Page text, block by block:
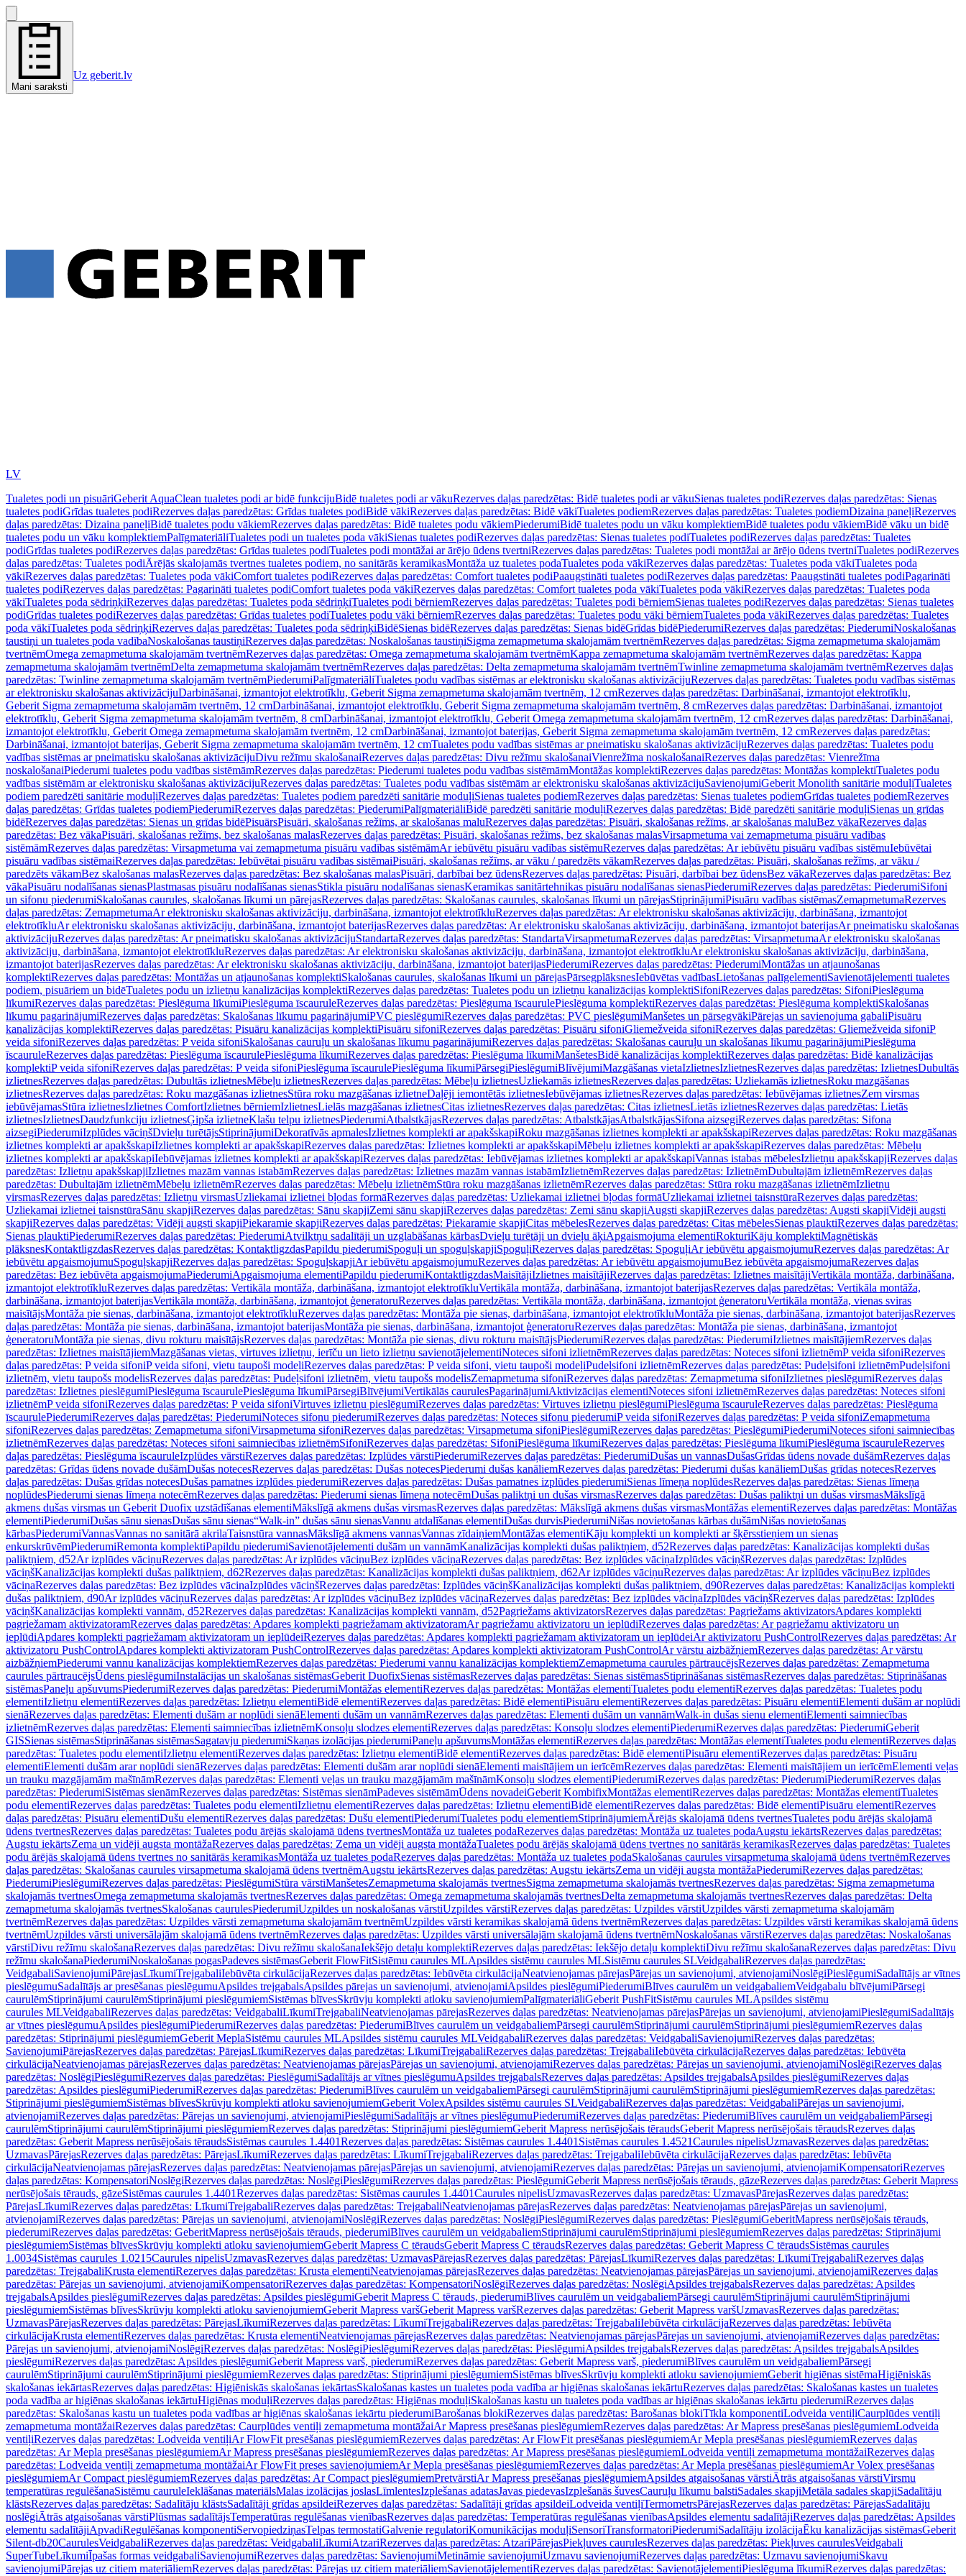
Mani saraksti
Uz geberit.lv
LV
Tualetes podi un pisuāriGeberit AquaClean tualetes podi ar bidē funkcijuBidē tualetes podi ar vākuRezerves daļas paredzētas: Bidē tualetes podi ar vākuSienas tualetes podiRezerves daļas paredzētas: Sienas
tualetes podiGrīdas tualetes podiRezerves daļas paredzētas: Grīdas tualetes podiBidē vākiRezerves daļas paredzētas: Bidē vākiTualetes podiemRezerves daļas paredzētas: Tualetes podiemDizaina paneļiRezerves
daļas paredzētas: Dizaina paneļiBidē tualetes podu vākiemRezerves daļas paredzētas: Bidē tualetes podu vākiemPiederumiBidē tualetes podu un vāku komplektiemBidē tualetes podu vākiemBidē vāku un bidē
tualetes podu un vāku komplektiemPalīgmateriāliTualetes podi un tualetes poda vākiSienas tualetes podiRezerves daļas paredzētas: Sienas tualetes podiTualetes podiRezerves daļas paredzētas: Tualetes
podiGrīdas tualetes podiRezerves daļas paredzētas: Grīdas tualetes podiTualetes podi montāžai ar ārējo ūdens tvertniRezerves daļas paredzētas: Tualetes podi montāžai ar ārējo ūdens tvertniTualetes podiRezerves
daļas paredzētas: Tualetes podiĀrējās skalojamās tvertnes tualetes podiem, no sanitārās keramikasMontāža uz tualetes podaTualetes poda vākiRezerves daļas paredzētas: Tualetes poda vākiTualetes poda
vākiRezerves daļas paredzētas: Tualetes poda vākiComfort tualetes podiRezerves daļas paredzētas: Comfort tualetes podiPaaugstināti tualetes podiRezerves daļas paredzētas: Paaugstināti tualetes podiPagarināti
tualetes podiRezerves daļas paredzētas: Pagarināti tualetes podiComfort tualetes poda vākiRezerves daļas paredzētas: Comfort tualetes poda vākiTualetes poda vākiRezerves daļas paredzētas: Tualetes poda
vākiTualetes poda sēdriņķiRezerves daļas paredzētas: Tualetes poda sēdriņķiTualetes podi bērniemRezerves daļas paredzētas: Tualetes podi bērniemSienas tualetes podiRezerves daļas paredzētas: Sienas tualetes
podiGrīdas tualetes podiRezerves daļas paredzētas: Grīdas tualetes podiTualetes podu vāki bērniemRezerves daļas paredzētas: Tualetes podu vāki bērniemTualetes poda vākiRezerves daļas paredzētas: Tualetes
poda vākiTualetes poda sēdriņķiRezerves daļas paredzētas: Tualetes poda sēdriņķiBidēSienas bidēRezerves daļas paredzētas: Sienas bidēGrīdas bidēPiederumiRezerves daļas paredzētas: PiederumiNoskalošanas
taustiņi un tualetes poda vadībaNoskalošanas taustiņiRezerves daļas paredzētas: Noskalošanas taustiņiSigma zemapmetuma skalojamām tvertnēmRezerves daļas paredzētas: Sigma zemapmetuma skalojamām
tvertnēmOmega zemapmetuma skalojamām tvertnēmRezerves daļas paredzētas: Omega zemapmetuma skalojamām tvertnēmKappa zemapmetuma skalojamām tvertnēmRezerves daļas paredzētas: Kappa
zemapmetuma skalojamām tvertnēmDelta zemapmetuma skalojamām tvertnēmRezerves daļas paredzētas: Delta zemapmetuma skalojamām tvertnēmTwinline zemapmetuma skalojamām tvertnēmRezerves daļas
paredzētas: Twinline zemapmetuma skalojamām tvertnēmPiederumiPalīgmateriāliTualetes podu vadības sistēmas ar elektronisku skalošanas aktivizācijuRezerves daļas paredzētas: Tualetes podu vadības sistēmas
ar elektronisku skalošanas aktivizācijuDarbināšanai, izmantojot elektrotīklu, Geberit Sigma zemapmetuma skalojamām tvertnēm, 12 cmRezerves daļas paredzētas: Darbināšanai, izmantojot elektrotīklu,
Geberit Sigma zemapmetuma skalojamām tvertnēm, 12 cmDarbināšanai, izmantojot elektrotīklu, Geberit Sigma zemapmetuma skalojamām tvertnēm, 8 cmRezerves daļas paredzētas: Darbināšanai, izmantojot
elektrotīklu, Geberit Sigma zemapmetuma skalojamām tvertnēm, 8 cmDarbināšanai, izmantojot elektrotīklu, Geberit Omega zemapmetuma skalojamām tvertnēm, 12 cmRezerves daļas paredzētas: Darbināšanai,
izmantojot elektrotīklu, Geberit Omega zemapmetuma skalojamām tvertnēm, 12 cmDarbināšanai, izmantojot baterijas, Geberit Sigma zemapmetuma skalojamām tvertnēm, 12 cmRezerves daļas paredzētas:
Darbināšanai, izmantojot baterijas, Geberit Sigma zemapmetuma skalojamām tvertnēm, 12 cmTualetes podu vadības sistēmas ar pneimatisku skalošanas aktivizācijuRezerves daļas paredzētas: Tualetes podu
vadības sistēmas ar pneimatisku skalošanas aktivizācijuDivu režīmu skalošanaiRezerves daļas paredzētas: Divu režīmu skalošanaiVienrežīma noskalošanaiRezerves daļas paredzētas: Vienrežīma
noskalošanaiPiederumi tualetes podu vadības sistēmāmRezerves daļas paredzētas: Piederumi tualetes podu vadības sistēmāmMontāžas komplektiRezerves daļas paredzētas: Montāžas komplektiTualetes podu
vadības sistēmām ar elektronisku skalošanas aktivizācijuRezerves daļas paredzētas: Tualetes podu vadības sistēmām ar elektronisku skalošanas aktivizācijuSavienojumiGeberit Monolith sanitārie moduļiTualetes
podiem paredzēti sanitārie moduļiRezerves daļas paredzētas: Tualetes podiem paredzēti sanitārie moduļiSienas tualetes podiemRezerves daļas paredzētas: Sienas tualetes podiemGrīdas tualetes podiemRezerves
daļas paredzētas: Grīdas tualetes podiemPiederumiRezerves daļas paredzētas: PiederumiPalīgmateriāliBidē paredzēti sanitārie moduļiRezerves daļas paredzētas: Bidē paredzēti sanitārie moduļiSienas un grīdas
bidēRezerves daļas paredzētas: Sienas un grīdas bidēPisuārsPisuāri, skalošanas režīms, ar skalošanas maluRezerves daļas paredzētas: Pisuāri, skalošanas režīms, ar skalošanas maluBez vākaRezerves daļas
paredzētas: Bez vākaPisuāri, skalošanas režīms, bez skalošanas malasRezerves daļas paredzētas: Pisuāri, skalošanas režīms, bez skalošanas malasVirsapmetuma vai zemapmetuma pisuāru vadības
sistēmāmRezerves daļas paredzētas: Virsapmetuma vai zemapmetuma pisuāru vadības sistēmāmAr iebūvētu pisuāru vadības sistēmuRezerves daļas paredzētas: Ar iebūvētu pisuāru vadības sistēmuIebūvētai
pisuāru vadības sistēmaiRezerves daļas paredzētas: Iebūvētai pisuāru vadības sistēmaiPisuāri, skalošanas režīms, ar vāku / paredzēts vākamRezerves daļas paredzētas: Pisuāri, skalošanas režīms, ar vāku /
paredzēts vākamBez skalošanas malasRezerves daļas paredzētas: Bez skalošanas malasPisuāri, darbībai bez ūdensRezerves daļas paredzētas: Pisuāri, darbībai bez ūdensBez vākaRezerves daļas paredzētas: Bez
vākaPisuāru nodalīšanas sienasPlastmasas pisuāru nodalīšanas sienasStikla pisuāru nodalīšanas sienasKeramikas sanitārtehnikas pisuāru nodalīšanas sienasPiederumiRezerves daļas paredzētas: PiederumiSifoni
un sifonu piederumiSkalošanas caurules, skalošanas līkumi un pārejasRezerves daļas paredzētas: Skalošanas caurules, skalošanas līkumi un pārejasStiprinājumiPisuāru vadības sistēmasZemapmetumaRezerves
daļas paredzētas: ZemapmetumaAr elektronisku skalošanas aktivizāciju, darbināšana, izmantojot elektrotīkluRezerves daļas paredzētas: Ar elektronisku skalošanas aktivizāciju, darbināšana, izmantojot
elektrotīkluAr elektronisku skalošanas aktivizāciju, darbināšana, izmantojot baterijasRezerves daļas paredzētas: Ar elektronisku skalošanas aktivizāciju, darbināšana, izmantojot baterijasAr pneimatisku skalošanas
aktivizācijuRezerves daļas paredzētas: Ar pneimatisku skalošanas aktivizācijuStandartaRezerves daļas paredzētas: StandartaVirsapmetumaRezerves daļas paredzētas: VirsapmetumaAr elektronisku skalošanas
aktivizāciju, darbināšana, izmantojot elektrotīkluRezerves daļas paredzētas: Ar elektronisku skalošanas aktivizāciju, darbināšana, izmantojot elektrotīkluAr elektronisku skalošanas aktivizāciju, darbināšana,
izmantojot baterijasRezerves daļas paredzētas: Ar elektronisku skalošanas aktivizāciju, darbināšana, izmantojot baterijasPiederumiRezerves daļas paredzētas: PiederumiMontāžas un atjaunošanas
komplektiRezerves daļas paredzētas: Montāžas un atjaunošanas komplektiSkalošanas caurules, skalošanas līkumi un pārejasPārsegplāksnesIebūvētas vadībasLietošanas palīgelementiSavienotājelementi tualetes
podiem, pisuāriem un bidēTualetes podu un izlietņu kanalizācijas komplektiRezerves daļas paredzētas: Tualetes podu un izlietņu kanalizācijas komplektiSifoniRezerves daļas paredzētas: SifoniPieslēguma
līkumiRezerves daļas paredzētas: Pieslēguma līkumiPieslēguma īscauruleRezerves daļas paredzētas: Pieslēguma īscaurulePieslēguma komplektiRezerves daļas paredzētas: Pieslēguma komplektiSkalošanas
līkumu pagarinājumiRezerves daļas paredzētas: Skalošanas līkumu pagarinājumiPVC pieslēgumiRezerves daļas paredzētas: PVC pieslēgumiManšetes un pārsegvākiPārejas un savienojuma gabaliPisuāru
kanalizācijas komplektiRezerves daļas paredzētas: Pisuāru kanalizācijas komplektiPisuāru sifoniRezerves daļas paredzētas: Pisuāru sifoniGliemežveida sifoniRezerves daļas paredzētas: Gliemežveida sifoniP
veida sifoniRezerves daļas paredzētas: P veida sifoniSkalošanas cauruļu un skalošanas līkumu pagarinājumiRezerves daļas paredzētas: Skalošanas cauruļu un skalošanas līkumu pagarinājumiPieslēguma
īscauruleRezerves daļas paredzētas: Pieslēguma īscaurulePieslēguma līkumiRezerves daļas paredzētas: Pieslēguma līkumiManšetesBidē kanalizācijas komplektiRezerves daļas paredzētas: Bidē kanalizācijas
komplektiP veida sifoniRezerves daļas paredzētas: P veida sifoniPieslēguma īscaurulePieslēguma līkumiPārsegiPieslēgumiBlīvējumiMazgāšanas vietaIzlietnesIzlietnesRezerves daļas paredzētas: IzlietnesDubultās
izlietnesRezerves daļas paredzētas: Dubultās izlietnesMēbeļu izlietnesRezerves daļas paredzētas: Mēbeļu izlietnesUzliekamās izlietnesRezerves daļas paredzētas: Uzliekamās izlietnesRoku mazgāšanas
izlietnesRezerves daļas paredzētas: Roku mazgāšanas izlietnesStūra roku mazgāšanas izlietneDaļēji iemontētās izlietnesIebūvējamas izlietnesRezerves daļas paredzētas: Iebūvējamas izlietnesZem virsmas
iebūvējamasStūra izlietnesIzlietnes ComfortIzlietnes bērniemIzlietnesLielās mazgāšanas izlietnesCitas izlietnesRezerves daļas paredzētas: Citas izlietnesLietās izlietnesRezerves daļas paredzētas: Lietās
izlietnesIzlietnesDaudzfunkciju izlietnesĢipša izlietneKlašu telpu izlietnesPiederumiAtbalstkājasRezerves daļas paredzētas: AtbalstkājasAtbalstkājasSifona aizsegiRezerves daļas paredzētas: Sifona
aizsegiPiederumiIzplūdes vāciņšDvieļu turētājsStiprinājumiDekoratīvās apmalesIzlietnes komplekti ar apakšskapiRoku mazgāšanas izlietnes komplekti ar apakšskapiRezerves daļas paredzētas: Roku mazgāšanas
izlietnes komplekti ar apakšskapiIzlietnes komplekti ar apakšskapiRezerves daļas paredzētas: Izlietnes komplekti ar apakšskapiMēbeļu izlietnes komplekti ar apakšskapiRezerves daļas paredzētas: Mēbeļu
izlietnes komplekti ar apakšskapiIebūvējamas izlietnes komplekti ar apakšskapiRezerves daļas paredzētas: Iebūvējamas izlietnes komplekti ar apakšskapiVannas istabas mēbelesIzlietņu apakšskapjiRezerves daļas
paredzētas: Izlietņu apakšskapjiIzlietnes mazām vannas istabāmRezerves daļas paredzētas: Izlietnes mazām vannas istabāmIzlietnēmRezerves daļas paredzētas: IzlietnēmDubultajām izlietnēmRezerves daļas
paredzētas: Dubultajām izlietnēmMēbeļu izlietnēmRezerves daļas paredzētas: Mēbeļu izlietnēmStūra roku mazgāšanas izlietnēmRezerves daļas paredzētas: Stūra roku mazgāšanas izlietnēmIzlietņu
virsmasRezerves daļas paredzētas: Izlietņu virsmasUzliekamai izlietnei bļodas formāRezerves daļas paredzētas: Uzliekamai izlietnei bļodas formāUzliekamai izlietnei taisnstūraRezerves daļas paredzētas:
Uzliekamai izlietnei taisnstūraSānu skapjiRezerves daļas paredzētas: Sānu skapjiZemi sānu skapjiRezerves daļas paredzētas: Zemi sānu skapjiAugsti skapjiRezerves daļas paredzētas: Augsti skapjiVidēji augsti
skapjiRezerves daļas paredzētas: Vidēji augsti skapjiPiekaramie skapjiRezerves daļas paredzētas: Piekaramie skapjiCitas mēbelesRezerves daļas paredzētas: Citas mēbelesSienas plauktiRezerves daļas paredzētas:
Sienas plauktiPiederumiRezerves daļas paredzētas: PiederumiAtvilktņu sadalītāji un uzglabāšanas kārbasDvieļu turētāji un dvieļu āķiApgaismojuma elementiRokturiKāju komplektiMagnētiskās
plāksnesKontaktligzdasRezerves daļas paredzētas: KontaktligzdasPapildu piederumiSpoguļi un spoguļskapjiSpoguļiRezerves daļas paredzētas: SpoguļiAr iebūvētu apgaismojumuRezerves daļas paredzētas: Ar
iebūvētu apgaismojumuSpoguļskapjiRezerves daļas paredzētas: SpoguļskapjiAr iebūvētu apgaismojumuRezerves daļas paredzētas: Ar iebūvētu apgaismojumuBez iebūvēta apgaismojumaRezerves daļas
paredzētas: Bez iebūvēta apgaismojumaPiederumiApgaismojuma elementiPapildu piederumiKontaktligzdasMaisītājiIzlietnes maisītājiRezerves daļas paredzētas: Izlietnes maisītājiVertikāla montāža, darbināšana,
izmantojot elektrotīkluRezerves daļas paredzētas: Vertikāla montāža, darbināšana, izmantojot elektrotīkluVertikāla montāža, darbināšana, izmantojot baterijasRezerves daļas paredzētas: Vertikāla montāža,
darbināšana, izmantojot baterijasVertikāla montāža, darbināšana, izmantojot ģeneratoruRezerves daļas paredzētas: Vertikāla montāža, darbināšana, izmantojot ģeneratoruVertikāla montāža, vienas sviras
maisītājsMontāža pie sienas, darbināšana, izmantojot elektrotīkluRezerves daļas paredzētas: Montāža pie sienas, darbināšana, izmantojot elektrotīkluMontāža pie sienas, darbināšana, izmantojot baterijasRezerves
daļas paredzētas: Montāža pie sienas, darbināšana, izmantojot baterijasMontāža pie sienas, darbināšana, izmantojot ģeneratoruRezerves daļas paredzētas: Montāža pie sienas, darbināšana, izmantojot
ģeneratoruMontāža pie sienas, divu rokturu maisītājsRezerves daļas paredzētas: Montāža pie sienas, divu rokturu maisītājsPiederumiRezerves daļas paredzētas: PiederumiIzlietnes maisītājiemRezerves daļas
paredzētas: Izlietnes maisītājiemMazgāšanas vietas, virtuves izlietņu, ierīču un lieto izlietņu savienotājelementiNoteces sifoni izlietnēmRezerves daļas paredzētas: Noteces sifoni izlietnēmP veida sifoniRezerves
daļas paredzētas: P veida sifoniP veida sifoni, vietu taupoši modeļiRezerves daļas paredzētas: P veida sifoni, vietu taupoši modeļiPudeļsifoni izlietnēmRezerves daļas paredzētas: Pudeļsifoni izlietnēmPudeļsifoni
izlietnēm, vietu taupošs modelisRezerves daļas paredzētas: Pudeļsifoni izlietnēm, vietu taupošs modelisZemapmetuma sifoniRezerves daļas paredzētas: Zemapmetuma sifoniIzlietnes pieslēgumiRezerves daļas
paredzētas: Izlietnes pieslēgumiPieslēguma īscaurulePieslēguma līkumiPārsegiBlīvējumiVertikālās caurulesPagarinājumiAktivizācijas elementiNoteces sifoni izlietnēmRezerves daļas paredzētas: Noteces sifoni
izlietnēmP veida sifoniRezerves daļas paredzētas: P veida sifoniVirtuves izlietņu pieslēgumiRezerves daļas paredzētas: Virtuves izlietņu pieslēgumiPieslēguma īscauruleRezerves daļas paredzētas: Pieslēguma
īscaurulePiederumiRezerves daļas paredzētas: PiederumiNoteces sifonu piederumiRezerves daļas paredzētas: Noteces sifonu piederumiP veida sifoniRezerves daļas paredzētas: P veida sifoniZemapmetuma
sifoniRezerves daļas paredzētas: Zemapmetuma sifoniVirsapmetuma sifoniRezerves daļas paredzētas: Virsapmetuma sifoniPieslēgumiRezerves daļas paredzētas: PieslēgumiPiederumiNoteces sifoni saimniecības
izlietnēmRezerves daļas paredzētas: Noteces sifoni saimniecības izlietnēmSifoniRezerves daļas paredzētas: SifoniPieslēguma līkumiRezerves daļas paredzētas: Pieslēguma līkumiPieslēguma īscauruleRezerves
daļas paredzētas: Pieslēguma īscauruleIzplūdes vārstiRezerves daļas paredzētas: Izplūdes vārstiPiederumiRezerves daļas paredzētas: PiederumiDušas un vannasDušasGrīdas ūdens novade dušāmRezerves daļas
paredzētas: Grīdas ūdens novade dušāmDušas notecesRezerves daļas paredzētas: Dušas notecesPiederumi dušas kanāliemRezerves daļas paredzētas: Piederumi dušas kanāliemDušas grīdas notecesRezerves
daļas paredzētas: Dušas grīdas notecesDušas pamatnes izplūdes piederumiRezerves daļas paredzētas: Dušas pamatnes izplūdes piederumiSienas līmeņa noplūdesRezerves daļas paredzētas: Sienas līmeņa
noplūdesPiederumi sienas līmeņa notecēmRezerves daļas paredzētas: Piederumi sienas līmeņa notecēmDušas paliktņi un dušas virsmasRezerves daļas paredzētas: Dušas paliktņi un dušas virsmasMākslīgā
akmens dušas virsmas un Geberit Duofix uzstādīšanas elementiMākslīgā akmens dušas virsmasRezerves daļas paredzētas: Mākslīgā akmens dušas virsmasMontāžas elementiRezerves daļas paredzētas: Montāžas
elementiPiederumiDušas sānu sienasDušas sānu sienas“Walk-in” dušas sānu sienasVannu atdalīšanas elementiDušas durvisPiederumiNišas novietošanas kārbas dušāmNišas novietošanas
kārbasPiederumiVannasVannas no sanitārā akrilaTaisnstūra vannasMākslīgā akmens vannasVannas zīdaiņiemMontāžas elementiKāju komplekti un komplekti ar šķērsstieņiem un sienas
enkurskrūvēmPiederumiRemonta komplektiPapildu piederumiSavienotājelementi dušām un vannāmKanalizācijas komplekti dušas paliktņiem, d52Rezerves daļas paredzētas: Kanalizācijas komplekti dušas
paliktņiem, d52Ar izplūdes vāciņuRezerves daļas paredzētas: Ar izplūdes vāciņuBez izplūdes vāciņaRezerves daļas paredzētas: Bez izplūdes vāciņaIzplūdes vāciņšRezerves daļas paredzētas: Izplūdes
vāciņšKanalizācijas komplekti dušas paliktņiem, d62Rezerves daļas paredzētas: Kanalizācijas komplekti dušas paliktņiem, d62Ar izplūdes vāciņuRezerves daļas paredzētas: Ar izplūdes vāciņuBez izplūdes
vāciņaRezerves daļas paredzētas: Bez izplūdes vāciņaIzplūdes vāciņšRezerves daļas paredzētas: Izplūdes vāciņšKanalizācijas komplekti dušas paliktņiem, d90Rezerves daļas paredzētas: Kanalizācijas komplekti
dušas paliktņiem, d90Ar izplūdes vāciņuRezerves daļas paredzētas: Ar izplūdes vāciņuBez izplūdes vāciņaRezerves daļas paredzētas: Bez izplūdes vāciņaIzplūdes vāciņšRezerves daļas paredzētas: Izplūdes
vāciņšKanalizācijas komplekti vannām, d52Rezerves daļas paredzētas: Kanalizācijas komplekti vannām, d52Pagriežams aktivizatorsRezerves daļas paredzētas: Pagriežams aktivizatorsApdares komplekti
pagriežamam aktivizatoramRezerves daļas paredzētas: Apdares komplekti pagriežamam aktivizatoramAr pagriežamu aktivizatoru un ieplūdiRezerves daļas paredzētas: Ar pagriežamu aktivizatoru un
ieplūdiApdares komplekti pagriežamam aktivizatoram un ieplūdeiRezerves daļas paredzētas: Apdares komplekti pagriežamam aktivizatoram un ieplūdeiAr aktivizatoru PushControlRezerves daļas paredzētas: Ar
aktivizatoru PushControlApdares komplekti aktivizatoram PushControlRezerves daļas paredzētas: Apdares komplekti aktivizatoram PushControlAr vārstu aizbāžņiemRezerves daļas paredzētas: Ar vārstu
aizbāžņiemPiederumi vannu kanalizācijas komplektiemRezerves daļas paredzētas: Piederumi vannu kanalizācijas komplektiemZemapmetuma caurules pārtraucējsRezerves daļas paredzētas: Zemapmetuma
caurules pārtraucējsŪdens pieslēgumiInstalācijas un skalošanas sistēmasGeberit DuofixSienas sistēmasRezerves daļas paredzētas: Sienas sistēmasStiprināšanas sistēmasRezerves daļas paredzētas: Stiprināšanas
sistēmasPaneļu apšuvumsPiederumiRezerves daļas paredzētas: PiederumiMontāžas elementiRezerves daļas paredzētas: Montāžas elementiTualetes podu elementiRezerves daļas paredzētas: Tualetes podu
elementiIzlietņu elementiRezerves daļas paredzētas: Izlietņu elementiBidē elementiRezerves daļas paredzētas: Bidē elementiPisuāru elementiRezerves daļas paredzētas: Pisuāru elementiElementi dušām ar noplūdi
sienāRezerves daļas paredzētas: Elementi dušām ar noplūdi sienāElementi dušām un vannāmRezerves daļas paredzētas: Elementi dušām un vannāmWalk-in dušas sienu elementiElementi saimniecības
izlietnēmRezerves daļas paredzētas: Elementi saimniecības izlietnēmKonsoļu slodzes elementiRezerves daļas paredzētas: Konsoļu slodzes elementiPiederumiRezerves daļas paredzētas: PiederumiGeberit
GISSienas sistēmasStiprināšanas sistēmasSagatavju piederumiSkaņas izolācijas piederumiPaneļu apšuvumsMontāžas elementiRezerves daļas paredzētas: Montāžas elementiTualetes podu elementiRezerves daļas
paredzētas: Tualetes podu elementiIzlietņu elementiRezerves daļas paredzētas: Izlietņu elementiBidē elementiRezerves daļas paredzētas: Bidē elementiPisuāru elementiRezerves daļas paredzētas: Pisuāru
elementiElementi dušām arar noplūdi sienāRezerves daļas paredzētas: Elementi dušām arar noplūdi sienāElementi maisītājiem un ierīcēmRezerves daļas paredzētas: Elementi maisītājiem un ierīcēmElementi veļas
un trauku mazgājamām mašīnāmRezerves daļas paredzētas: Elementi veļas un trauku mazgājamām mašīnāmKonsoļu slodzes elementiPiederumiRezerves daļas paredzētas: PiederumiPiederumiRezerves daļas
paredzētas: PiederumiSistēmas sienāmRezerves daļas paredzētas: Sistēmas sienāmPadeves sistēmāmŪdens novadeiGeberit KombifixMontāžas elementiRezerves daļas paredzētas: Montāžas elementiTualetes
podu elementiRezerves daļas paredzētas: Tualetes podu elementiIzlietņu elementiRezerves daļas paredzētas: Izlietņu elementiBidē elementiRezerves daļas paredzētas: Bidē elementiPisuāru elementiRezerves
daļas paredzētas: Pisuāru elementiDušu elementiRezerves daļas paredzētas: Dušu elementiPiederumiTualetes podu elementiemStiprinājumiemĀrējās skalojamā ūdens tvertnesTualetes podu ārējās skalojamā
ūdens tvertnesRezerves daļas paredzētas: Tualetes podu ārējās skalojamā ūdens tvertnesMontāža uz tualetes podaRezerves daļas paredzētas: Montāža uz tualetes podaAugstu iekārtsRezerves daļas paredzētas:
Augstu iekārtsZema un vidēji augsta montāžaRezerves daļas paredzētas: Zema un vidēji augsta montāžaTualetes podu ārējās skalojamā ūdens tvertnes no sanitārās keramikasRezerves daļas paredzētas: Tualetes
podu ārējās skalojamā ūdens tvertnes no sanitārās keramikasMontāža uz tualetes podaRezerves daļas paredzētas: Montāža uz tualetes podaSkalošanas caurules virsapmetuma skalojamā ūdens tvertnēmRezerves
daļas paredzētas: Skalošanas caurules virsapmetuma skalojamā ūdens tvertnēmAugstu iekārtsRezerves daļas paredzētas: Augstu iekārtsZema un vidēji augsta montāžaPiederumiRezerves daļas paredzētas:
PiederumiPieslēgumiRezerves daļas paredzētas: PieslēgumiStūra vārstiManšetesZemapmetuma skalojamās tvertnesSigma zemapmetuma skalojamās tvertnesRezerves daļas paredzētas: Sigma zemapmetuma
skalojamās tvertnesOmega zemapmetuma skalojamās tvertnesRezerves daļas paredzētas: Omega zemapmetuma skalojamās tvertnesDelta zemapmetuma skalojamās tvertnesRezerves daļas paredzētas: Delta
zemapmetuma skalojamās tvertnesSkalošanas caurulesPiederumiUzpildes un noskalošanas vārstiUzpildes vārstiRezerves daļas paredzētas: Uzpildes vārstiUzpildes vārsti zemapmetuma skalojamām
tvertnēmRezerves daļas paredzētas: Uzpildes vārsti zemapmetuma skalojamām tvertnēmUzpildes vārsti keramikas skalojamā ūdens tvertnēmRezerves daļas paredzētas: Uzpildes vārsti keramikas skalojamā ūdens
tvertnēmUzpildes vārsti universālajām skalojamā ūdens tvertnēmRezerves daļas paredzētas: Uzpildes vārsti universālajām skalojamā ūdens tvertnēmNoskalošanas vārstiRezerves daļas paredzētas: Noskalošanas
vārstiDivu režīmu skalošanaRezerves daļas paredzētas: Divu režīmu skalošanaIekšējo detaļu komplektiRezerves daļas paredzētas: Iekšējo detaļu komplektiDivu režīmu skalošanaRezerves daļas paredzētas: Divu
režīmu skalošanaPiederumiNoskalošanas pogasPadeves sistēmasGeberit FlowFitSistēmu caurules MLApsildes sistēmu caurules MLSistēmu caurules SLVeidgabaliRezerves daļas paredzētas:
VeidgabaliSavienojumiPārejasLīkumiTrejgabaliIebūvēta cirkulācijaRezerves daļas paredzētas: Iebūvēta cirkulācijaNeatvienojamas pārejasPārejas un savienojumi, atvienojamiNoslēgiPieslēgumiSadalītājs ar vītnes
pieslēgumuSadalītājs ar presēšanas pieslēgumuApsildes trejgabalsApsildes pārejas un savienojumi, atvienojamiApsildes pieslēgumiPiederumiBlīves caurulēm un veidgabaliemVeidgabalu blīvējumiPārsegi
caurulēmStiprinājumi caurulēmStiprinājumi pieslēgumiemSistēmas blīvesSkrūvju komplekti atloku savienojumiemPalīgmateriāliGeberit PushFitSistēmu caurules MLApsildes sistēmu
caurules MLVeidgabaliRezerves daļas paredzētas: VeidgabaliLīkumiTrejgabaliNeatvienojamas pārejasRezerves daļas paredzētas: Neatvienojamas pārejasPārejas un savienojumi, atvienojamiPieslēgumiSadalītājs
ar vītnes pieslēgumuApsildes pieslēgumiPiederumiRezerves daļas paredzētas: PiederumiBlīves caurulēm un veidgabaliemPārsegi caurulēmStiprinājumi caurulēmStiprinājumi pieslēgumiemRezerves daļas
paredzētas: Stiprinājumi pieslēgumiemGeberit MeplaSistēmu caurules MLApsildes sistēmu caurules MLVeidgabaliRezerves daļas paredzētas: VeidgabaliSavienojumiRezerves daļas paredzētas:
SavienojumiPārejasRezerves daļas paredzētas: PārejasLīkumiRezerves daļas paredzētas: LīkumiTrejgabaliRezerves daļas paredzētas: TrejgabaliIebūvēta cirkulācijaRezerves daļas paredzētas: Iebūvēta
cirkulācijaNeatvienojamas pārejasRezerves daļas paredzētas: Neatvienojamas pārejasPārejas un savienojumi, atvienojamiRezerves daļas paredzētas: Pārejas un savienojumi, atvienojamiNoslēgiRezerves daļas
paredzētas: NoslēgiPieslēgumiRezerves daļas paredzētas: PieslēgumiSadalītājs ar vītnes pieslēgumuApsildes trejgabalsRezerves daļas paredzētas: Apsildes trejgabalsApsildes pieslēgumiRezerves daļas
paredzētas: Apsildes pieslēgumiPiederumiRezerves daļas paredzētas: PiederumiBlīves caurulēm un veidgabaliemPārsegi caurulēmStiprinājumi caurulēmStiprinājumi pieslēgumiemRezerves daļas paredzētas:
Stiprinājumi pieslēgumiemSistēmas blīvesSkrūvju komplekti atloku savienojumiemGeberit VolexApsildes sistēmu caurules SLVeidgabaliRezerves daļas paredzētas: VeidgabaliPārejas un savienojumi,
atvienojamiRezerves daļas paredzētas: Pārejas un savienojumi, atvienojamiPieslēgumiSadalītājs ar vītnes pieslēgumuPiederumiRezerves daļas paredzētas: PiederumiBlīves caurulēm un veidgabaliemPārsegi
caurulēmStiprinājumi caurulēmStiprinājumi pieslēgumiemRezerves daļas paredzētas: Stiprinājumi pieslēgumiemGeberit Mapress nerūsējošais tēraudsGeberit Mapress nerūsējošais tēraudsRezerves daļas
paredzētas: Geberit Mapress nerūsējošais tēraudsSistēmas caurules 1.4401Rezerves daļas paredzētas: Sistēmas caurules 1.4401 Sistēmas caurules 1.4521Caurules nipelisUzmavasRezerves daļas paredzētas:
UzmavasPārejasRezerves daļas paredzētas: PārejasLīkumiRezerves daļas paredzētas: LīkumiTrejgabaliRezerves daļas paredzētas: TrejgabaliIebūvēta cirkulācijaRezerves daļas paredzētas: Iebūvēta
cirkulācijaNeatvienojamas pārejasRezerves daļas paredzētas: Neatvienojamas pārejasPārejas un savienojumi, atvienojamiRezerves daļas paredzētas: Pārejas un savienojumi, atvienojamiKompensatoriRezerves
daļas paredzētas: KompensatoriNoslēgiRezerves daļas paredzētas: NoslēgiPieslēgumiRezerves daļas paredzētas: PieslēgumiGeberit Mapress nerūsējošais tērauds, gāzeRezerves daļas paredzētas: Geberit Mapress
nerūsējošais tērauds, gāzeSistēmas caurules 1.4401Rezerves daļas paredzētas: Sistēmas caurules 1.4401Caurules nipelisUzmavasRezerves daļas paredzētas: UzmavasPārejasRezerves daļas paredzētas:
PārejasLīkumiRezerves daļas paredzētas: LīkumiTrejgabaliRezerves daļas paredzētas: TrejgabaliNeatvienojamas pārejasRezerves daļas paredzētas: Neatvienojamas pārejasPārejas un savienojumi,
atvienojamiRezerves daļas paredzētas: Pārejas un savienojumi, atvienojamiNoslēgiRezerves daļas paredzētas: NoslēgiPieslēgumiRezerves daļas paredzētas: PieslēgumiGeberitMapress nerūsējošais tērauds,
piederumiRezerves daļas paredzētas: GeberitMapress nerūsējošais tērauds, piederumiBlīves caurulēm un veidgabaliemStiprinājumi caurulēmStiprinājumi pieslēgumiemRezerves daļas paredzētas: Stiprinājumi
pieslēgumiemSistēmas blīvesSkrūvju komplekti atloku savienojumiemGeberit Mapress C tēraudsGeberit Mapress C tēraudsRezerves daļas paredzētas: Geberit Mapress C tēraudsSistēmas caurules
1.0034Sistēmas caurules 1.0215Caurules nipelisUzmavasRezerves daļas paredzētas: UzmavasPārejasRezerves daļas paredzētas: PārejasLīkumiRezerves daļas paredzētas: LīkumiTrejgabaliRezerves daļas
paredzētas: TrejgabaliKrusta elementiRezerves daļas paredzētas: Krusta elementiNeatvienojamas pārejasRezerves daļas paredzētas: Neatvienojamas pārejasPārejas un savienojumi, atvienojamiRezerves daļas
paredzētas: Pārejas un savienojumi, atvienojamiKompensatoriRezerves daļas paredzētas: KompensatoriNoslēgiRezerves daļas paredzētas: NoslēgiApsildes trejgabalsRezerves daļas paredzētas: Apsildes
trejgabalsApsildes pieslēgumiRezerves daļas paredzētas: Apsildes pieslēgumiGeberit Mapress C tērauds, piederumiBlīves caurulēm un veidgabaliemPārsegi caurulēmStiprinājumi caurulēmStiprinājumi
pieslēgumiemSistēmas blīvesSkrūvju komplekti atloku savienojumiemGeberit Mapress varšGeberit Mapress varšRezerves daļas paredzētas: Geberit Mapress varšUzmavasRezerves daļas paredzētas:
UzmavasPārejasRezerves daļas paredzētas: PārejasLīkumiRezerves daļas paredzētas: LīkumiTrejgabaliRezerves daļas paredzētas: TrejgabaliIebūvēta cirkulācijaRezerves daļas paredzētas: Iebūvēta
cirkulācijaKrusta elementiRezerves daļas paredzētas: Krusta elementiNeatvienojamas pārejasRezerves daļas paredzētas: Neatvienojamas pārejasPārejas un savienojumi, atvienojamiRezerves daļas paredzētas:
Pārejas un savienojumi, atvienojamiNoslēgiRezerves daļas paredzētas: NoslēgiPieslēgumiRezerves daļas paredzētas: PieslēgumiApsildes trejgabalsRezerves daļas paredzētas: Apsildes trejgabalsApsildes
pieslēgumiRezerves daļas paredzētas: Apsildes pieslēgumiGeberit Mapress varš, piederumiRezerves daļas paredzētas: Geberit Mapress varš, piederumiBlīves caurulēm un veidgabaliemPārsegi
caurulēmStiprinājumi caurulēmStiprinājumi pieslēgumiemRezerves daļas paredzētas: Stiprinājumi pieslēgumiemSistēmas blīvesSkrūvju komplekti atloku savienojumiemGeberit higiēnas sistēmaHigiēniskās
skalošanas iekārtasRezerves daļas paredzētas: Higiēniskās skalošanas iekārtasSkalošanas kastes un tualetes poda vadība ar higiēnas skalošanas iekārtuRezerves daļas paredzētas: Skalošanas kastes un tualetes
poda vadība ar higiēnas skalošanas iekārtuHigiēnas moduļiRezerves daļas paredzētas: Higiēnas moduļiSkalošanas kastu un tualetes poda vadības ar higiēnas skalošanas iekārtu piederumiRezerves daļas
paredzētas: Skalošanas kastu un tualetes poda vadības ar higiēnas skalošanas iekārtu piederumiBarošanas blokiRezerves daļas paredzētas: Barošanas blokiTīkla komponentiLodveida ventiļiCaurplūdes ventiļi
zemapmetuma montāžaiRezerves daļas paredzētas: Caurplūdes ventiļi zemapmetuma montāžaiAr Mapress presēšanas pieslēgumiemRezerves daļas paredzētas: Ar Mapress presēšanas pieslēgumiemLodveida
ventiļiRezerves daļas paredzētas: Lodveida ventiļiAr FlowFit presēšanas pieslēgumiemRezerves daļas paredzētas: Ar FlowFit presēšanas pieslēgumiemAr Mepla presēšanas pieslēgumiemRezerves daļas
paredzētas: Ar Mepla presēšanas pieslēgumiemAr Mapress presēšanas pieslēgumiemRezerves daļas paredzētas: Ar Mapress presēšanas pieslēgumiemLodveida ventiļi zemapmetuma montāžaiRezerves daļas
paredzētas: Lodveida ventiļi zemapmetuma montāžaiAr FlowFit preses savienojumiemAr Mepla presēšanas pieslēgumiemRezerves daļas paredzētas: Ar Mepla presēšanas pieslēgumiemAr Volex presēšanas
pieslēgumiemAr Compact pieslēgumiemRezerves daļas paredzētas: Ar Compact pieslēgumiemPretvārstiAr Mapress presēšanas pieslēgumiemApsildes atgaisošanas vārstiĀtrās atgaisošanas vārstiVirsmu
temperatūras regulēšanaSistēmu cauruleIeklāšanas materiālsMalas izolācijas joslasLīmlentesIzplešanas adatasJavas piedevasIzplešanās šuvesCauruļu līkumu balstiSadales skapjiMetāla sadales skapjiSadalītāju
klāstsRezerves daļas paredzētas: Sadalītāju klāstsSadalītāji grīdas apsildeiRezerves daļas paredzētas: Sadalītāji grīdas apsildeiLodveida ventiļiTermometrsPārejasRezerves daļas paredzētas: PārejasSadalītāju
noslēgiĀtrās atgaisošanas vārstiPlūsmas sadalītājsTemperatūras regulēšanas vienībasRezerves daļas paredzētas: Temperatūras regulēšanas vienībasApsildes elementu sadalītājiRezerves daļas paredzētas: Apsildes
elementu sadalītājiApvadiRegulēšanas komponentiServopiedziņasTelpas termostatiGalvenie regulatoriKomunikācijas moduļiSensoriTransformatoriPiederumiSadalītāju izolācijaĒku kanalizācijas sistēmasGeberit
Silent-db20CaurulesVeidgabaliRezerves daļas paredzētas: VeidgabaliLīkumiAtzariRezerves daļas paredzētas: AtzariPārejasPiekļuves caurulesRezerves daļas paredzētas: Piekļuves caurulesVeidgabali
SuperTubeLīkumiĪpašas formas veidgabaliSavienojumiRezerves daļas paredzētas: SavienojumiMetināmie savienojumiUzmavu savienojumiRezerves daļas paredzētas: Uzmavu savienojumiSkavu
savienojumiPārejas uz citiem materiāliemRezerves daļas paredzētas: Pārejas uz citiem materiāliemSavienotājelementiRezerves daļas paredzētas: SavienotājelementiPieslēguma līkumiRezerves daļas paredzētas: